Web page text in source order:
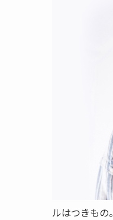
ルはつきもの。